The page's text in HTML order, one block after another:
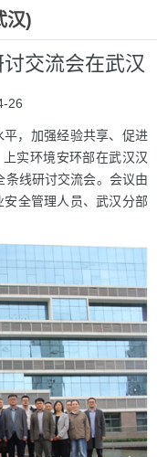
汉)
讨交流会在武汉
26
，加强经验共享、促进
实环境安环部在武汉汉
线研讨交流会。会议由
安全管理人员、武汉分部